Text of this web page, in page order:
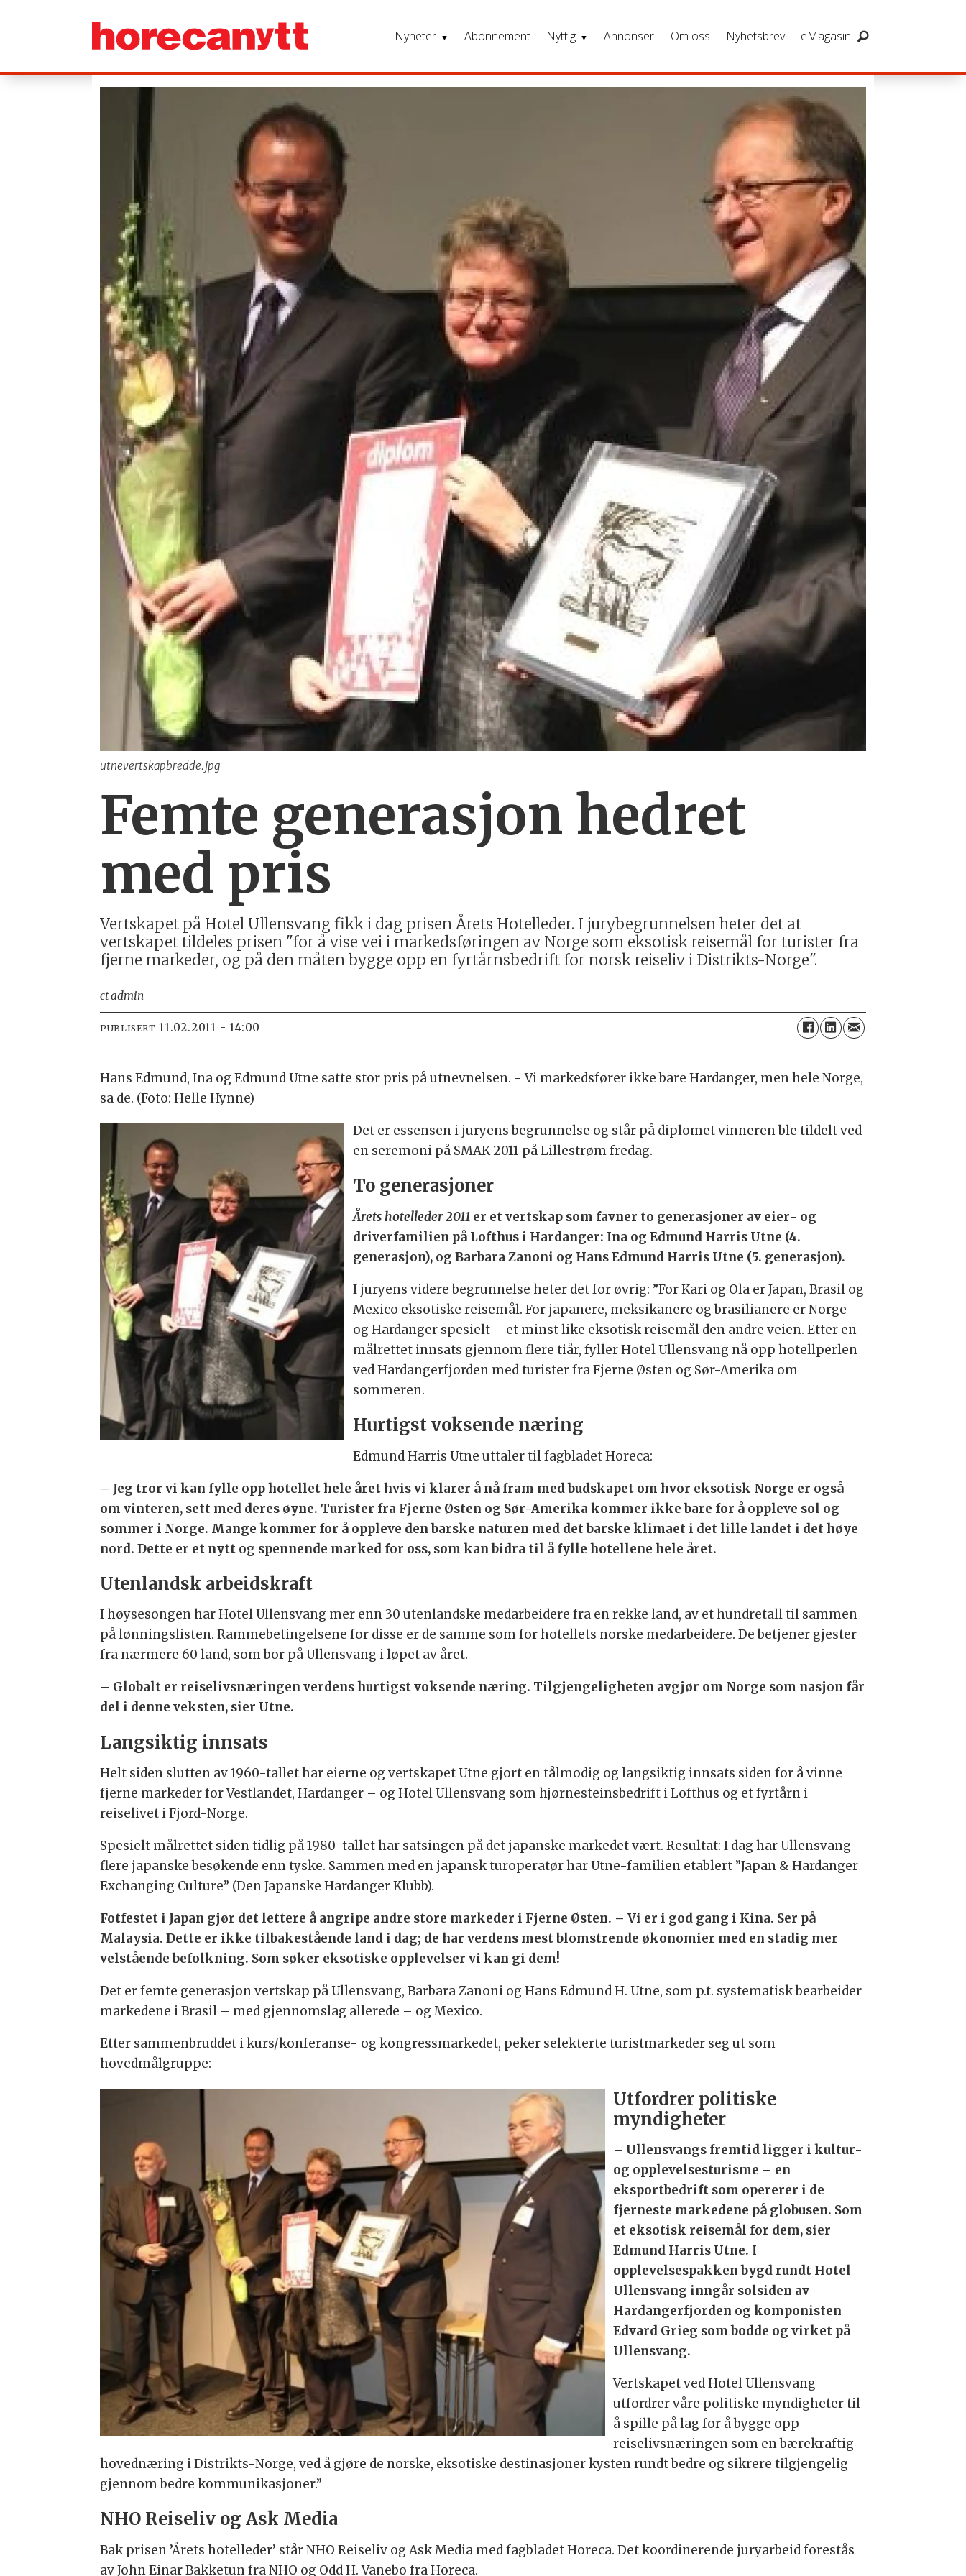
Nyheter Abonnement Nyttig Annonser Om oss Nyhetsbrev eMagasin
utnevertskapbredde.jpg
Femte generasjon hedret
med pris
Vertskapet på Hotel Ullensvang fikk i dag prisen Årets Hotelleder. I jurybegrunnelsen heter det at
vertskapet tildeles prisen "for å vise vei i markedsføringen av Norge som eksotisk reisemål for turister fra
fjerne markeder, og på den måten bygge opp en fyrtårnsbedrift for norsk reiseliv i Distrikts-Norge".
ct_admin
PUBLISERT 11.02.2011 - 14:00
Hans Edmund, Ina og Edmund Utne satte stor pris på utnevnelsen. - Vi markedsfører ikke bare Hardanger, men hele Norge,
sa de. (Foto: Helle Hynne)
Det er essensen i juryens begrunnelse og står på diplomet vinneren ble tildelt ved
en seremoni på SMAK 2011 på Lillestrøm fredag.
To generasjoner
Årets hotelleder 2011 er et vertskap som favner to generasjoner av eier- og
driverfamilien på Lofthus i Hardanger: Ina og Edmund Harris Utne (4.
generasjon), og Barbara Zanoni og Hans Edmund Harris Utne (5. generasjon).
I juryens videre begrunnelse heter det for øvrig: ”For Kari og Ola er Japan, Brasil og
Mexico eksotiske reisemål. For japanere, meksikanere og brasilianere er Norge –
og Hardanger spesielt – et minst like eksotisk reisemål den andre veien. Etter en
målrettet innsats gjennom flere tiår, fyller Hotel Ullensvang nå opp hotellperlen
ved Hardangerfjorden med turister fra Fjerne Østen og Sør-Amerika om
sommeren.
Hurtigst voksende næring
Edmund Harris Utne uttaler til fagbladet Horeca:
– Jeg tror vi kan fylle opp hotellet hele året hvis vi klarer å nå fram med budskapet om hvor eksotisk Norge er også
om vinteren, sett med deres øyne. Turister fra Fjerne Østen og Sør-Amerika kommer ikke bare for å oppleve sol og
sommer i Norge. Mange kommer for å oppleve den barske naturen med det barske klimaet i det lille landet i det høye
nord. Dette er et nytt og spennende marked for oss, som kan bidra til å fylle hotellene hele året.
Utenlandsk arbeidskraft
I høysesongen har Hotel Ullensvang mer enn 30 utenlandske medarbeidere fra en rekke land, av et hundretall til sammen
på lønningslisten. Rammebetingelsene for disse er de samme som for hotellets norske medarbeidere. De betjener gjester
fra nærmere 60 land, som bor på Ullensvang i løpet av året.
– Globalt er reiselivsnæringen verdens hurtigst voksende næring. Tilgjengeligheten avgjør om Norge som nasjon får
del i denne veksten, sier Utne.
Langsiktig innsats
Helt siden slutten av 1960-tallet har eierne og vertskapet Utne gjort en tålmodig og langsiktig innsats siden for å vinne
fjerne markeder for Vestlandet, Hardanger – og Hotel Ullensvang som hjørnesteinsbedrift i Lofthus og et fyrtårn i
reiselivet i Fjord-Norge.
Spesielt målrettet siden tidlig på 1980-tallet har satsingen på det japanske markedet vært. Resultat: I dag har Ullensvang
flere japanske besøkende enn tyske. Sammen med en japansk turoperatør har Utne-familien etablert ”Japan & Hardanger
Exchanging Culture” (Den Japanske Hardanger Klubb).
Fotfestet i Japan gjør det lettere å angripe andre store markeder i Fjerne Østen. – Vi er i god gang i Kina. Ser på
Malaysia. Dette er ikke tilbakestående land i dag; de har verdens mest blomstrende økonomier med en stadig mer
velstående befolkning. Som søker eksotiske opplevelser vi kan gi dem!
Det er femte generasjon vertskap på Ullensvang, Barbara Zanoni og Hans Edmund H. Utne, som p.t. systematisk bearbeider
markedene i Brasil – med gjennomslag allerede – og Mexico.
Etter sammenbruddet i kurs/konferanse- og kongressmarkedet, peker selekterte turistmarkeder seg ut som
hovedmålgruppe:
Utfordrer politiske
myndigheter
– Ullensvangs fremtid ligger i kultur-
og opplevelsesturisme – en
eksportbedrift som opererer i de
fjerneste markedene på globusen. Som
et eksotisk reisemål for dem, sier
Edmund Harris Utne. I
opplevelsespakken bygd rundt Hotel
Ullensvang inngår solsiden av
Hardangerfjorden og komponisten
Edvard Grieg som bodde og virket på
Ullensvang.
Vertskapet ved Hotel Ullensvang
utfordrer våre politiske myndigheter til
å spille på lag for å bygge opp
reiselivsnæringen som en bærekraftig
hovednæring i Distrikts-Norge, ved å gjøre de norske, eksotiske destinasjoner kysten rundt bedre og sikrere tilgjengelig
gjennom bedre kommunikasjoner.”
NHO Reiseliv og Ask Media
Bak prisen ’Årets hotelleder’ står NHO Reiseliv og Ask Media med fagbladet Horeca. Det koordinerende juryarbeid forestås
av John Einar Bakketun fra NHO og Odd H. Vanebo fra Horeca.